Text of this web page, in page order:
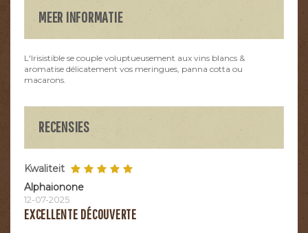
MEER INFORMATIE
L'Irisistible se couple voluptueusement aux vins blancs &
aromatise délicatement vos meringues, panna cotta ou
macarons.
RECENSIES
Kwaliteit
Alphaionone
12-07-2025
EXCELLENTE DÉCOUVERTE